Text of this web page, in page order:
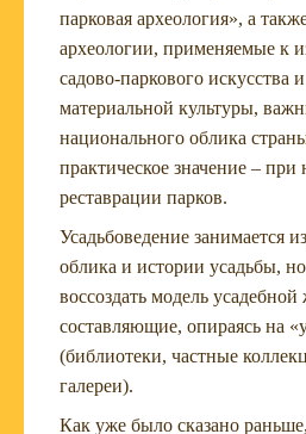
парковая археология», а
археологии, применяемые к
садово-паркового искусства
материальной культуры,
национального облика
практическое значение – при
реставрации парков.
Усадьбоведение занимается
облика и истории усадьбы,
воссоздать модель
составляющие, опираясь на
(библиотеки, частные
галереи).
Как уже было сказано